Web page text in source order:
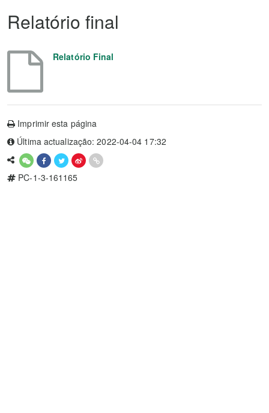
Relatório final
Relatório Final
Imprimir esta página
Última actualização: 2022-04-04 17:32
PC-1-3-161165